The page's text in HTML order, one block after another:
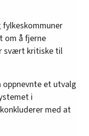
om å fjerne
svært kritiske til
oppnevnte et utvalg
i
med at